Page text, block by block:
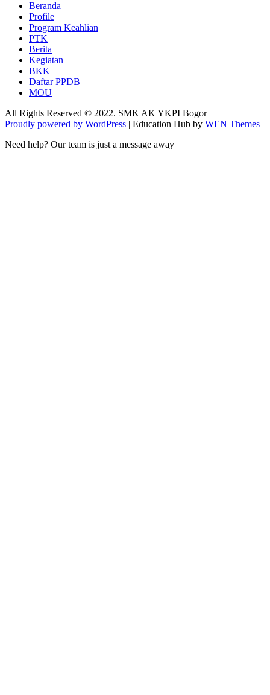
Beranda
Profile
Program Keahlian
PTK
Berita
Kegiatan
BKK
Daftar PPDB
MOU
All Rights Reserved © 2022. SMK AK YKPI Bogor
Proudly powered by WordPress | Education Hub by WEN Themes
Need help? Our team is just a message away